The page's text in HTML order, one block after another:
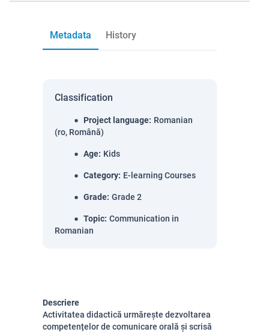
Metadata History
Classification
Project language: Romanian
(ro, Română)
Age: Kids
Category: E-learning Courses
Grade: Grade 2
Topic: Communication in
Romanian
Descriere
Activitatea didactică urmărește dezvoltarea
competențelor de comunicare orală și scrisă